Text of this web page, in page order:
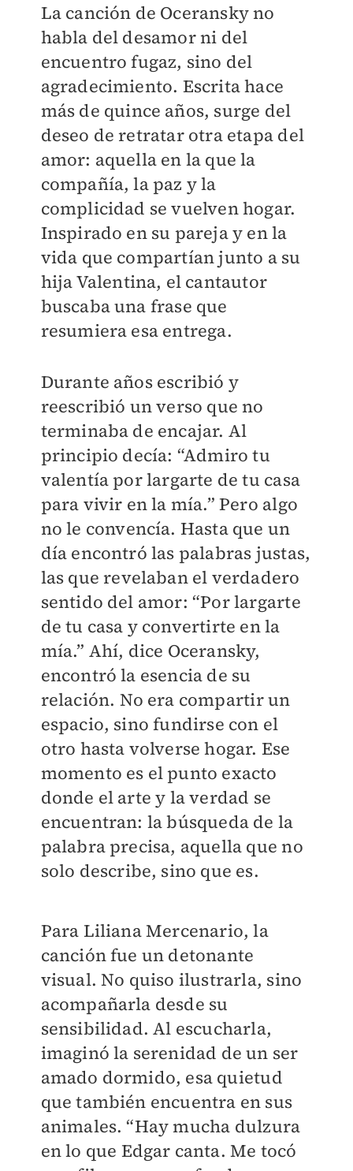
La canción de Oceransky no
habla del desamor ni del
encuentro fugaz, sino del
agradecimiento. Escrita hace
más de quince años, surge del
deseo de retratar otra etapa del
amor: aquella en la que la
compañía, la paz y la
complicidad se vuelven hogar.
Inspirado en su pareja y en la
vida que compartían junto a su
hija Valentina, el cantautor
buscaba una frase que
resumiera esa entrega.
Durante años escribió y
reescribió un verso que no
terminaba de encajar. Al
principio decía: “Admiro tu
valentía por largarte de tu casa
para vivir en la mía.” Pero algo
no le convencía. Hasta que un
día encontró las palabras justas,
las que revelaban el verdadero
sentido del amor: “Por largarte
de tu casa y convertirte en la
mía.” Ahí, dice Oceransky,
encontró la esencia de su
relación. No era compartir un
espacio, sino fundirse con el
otro hasta volverse hogar. Ese
momento es el punto exacto
donde el arte y la verdad se
encuentran: la búsqueda de la
palabra precisa, aquella que no
solo describe, sino que es.
Para Liliana Mercenario, la
canción fue un detonante
visual. No quiso ilustrarla, sino
acompañarla desde su
sensibilidad. Al escucharla,
imaginó la serenidad de un ser
amado dormido, esa quietud
que también encuentra en sus
animales. “Hay mucha dulzura
en lo que Edgar canta. Me tocó